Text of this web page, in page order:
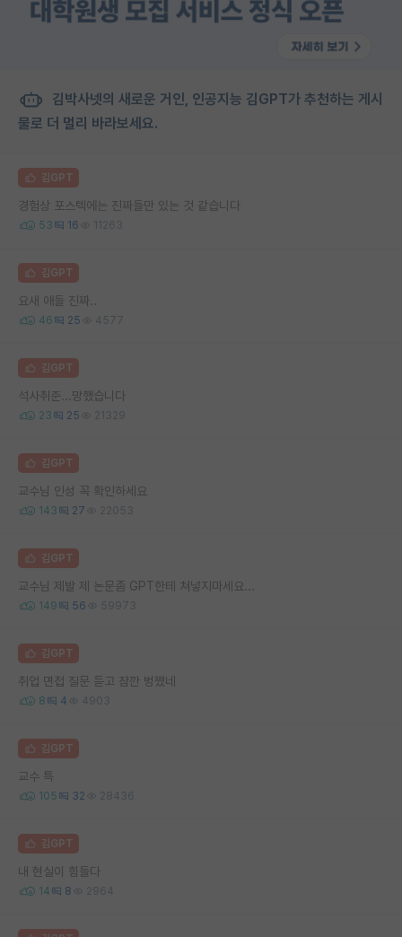
김박사넷의 새로운 거인, 인공지능 김GPT가 추천하는 게시
물로 더 멀리 바라보세요.
김GPT
경험상 포스텍에는 진짜들만 있는 것 같습니다
53 16 11263
김GPT
요새 애들 진짜..
46 25 4577
김GPT
석사취준...망했습니다
23 25 21329
김GPT
교수님 인성 꼭 확인하세요
143 27 22053
김GPT
교수님 제발 제 논문좀 GPT한테 쳐넣지마세요...
149 56 59973
김GPT
취업 면접 질문 듣고 잠깐 벙쪘네
8 4 4903
김GPT
교수 특
105 32 28436
김GPT
내 현실이 힘들다
14 8 2964